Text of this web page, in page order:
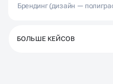
Брендинг (дизайн —
БОЛЬШЕ КЕЙСОВ